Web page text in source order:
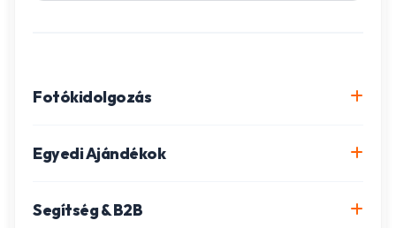
Fotókidolgozás
Igazolványkép készítés
Egyedi Ajándékok
Segítség & B2B